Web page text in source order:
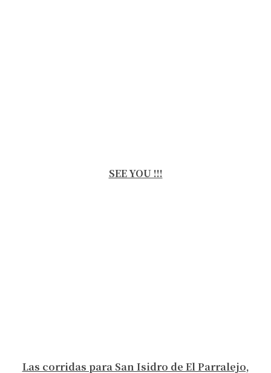
SEE YOU !!!
Las corridas para San Isidro de El Parralejo,